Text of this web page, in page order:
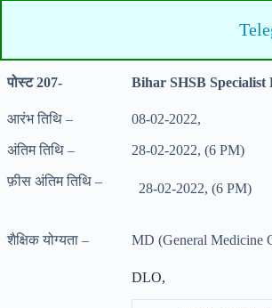
पोस्ट 207- Bihar SHSB
आरंभ तिथि – 08-02-2022,
अंतिम तिथि – 28-02-2022, (6 PM)
फ़ीस अंतिम तिथि – 28-02-2022, (6 PM)
शैक्षिक योग्यता – MD (General
DLO,